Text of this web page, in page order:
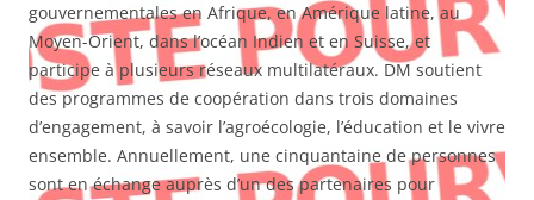
gouvernementales en Afrique, en Amérique latine, au
Moyen-Orient, dans l’océan Indien et en Suisse, et
participe à plusieurs réseaux multilatéraux. DM soutient
des programmes de coopération dans trois domaines
d’engagement, à savoir l’agroécologie, l’éducation et le vivre
ensemble. Annuellement, une cinquantaine de personnes
sont en échange auprès d’un des partenaires pour